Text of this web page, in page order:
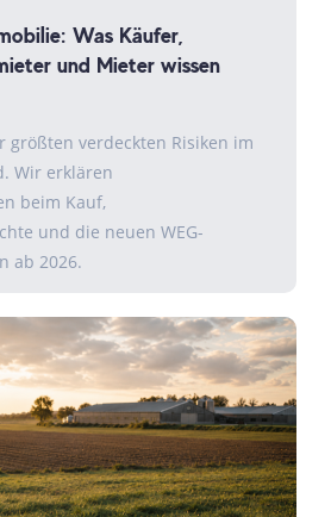
Was Käufer,
und Mieter wissen
größten verdeckten Risiken im
Wir erklären
beim Kauf,
und die neuen WEG-
ab 2026.